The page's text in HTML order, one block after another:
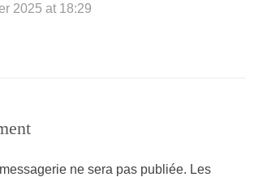
2025 at 18:29
ne sera pas publiée. Les